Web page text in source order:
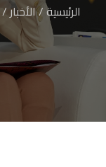
الرئيسية/الأخبار/